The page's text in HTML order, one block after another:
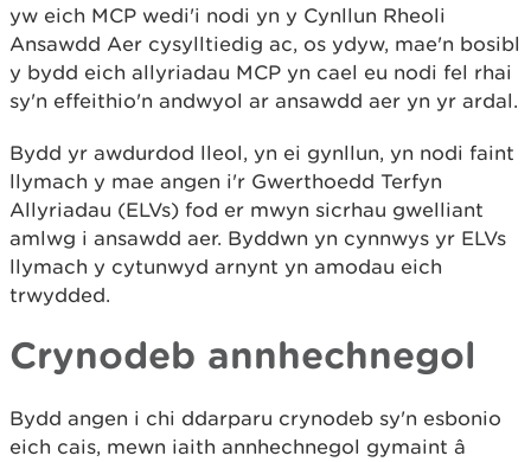
yw eich MCP wedi'i nodi yn y Cynllun Rheoli
Ansawdd Aer cysylltiedig ac, os ydyw, mae'n bosibl
y bydd eich allyriadau MCP yn cael eu nodi fel rhai
sy'n effeithio'n andwyol ar ansawdd aer yn yr ardal.
Bydd yr awdurdod lleol, yn ei gynllun, yn nodi faint
llymach y mae angen i'r Gwerthoedd Terfyn
Allyriadau (ELVs) fod er mwyn sicrhau gwelliant
amlwg i ansawdd aer. Byddwn yn cynnwys yr ELVs
llymach y cytunwyd arnynt yn amodau eich
trwydded.
Crynodeb annhechnegol
Bydd angen i chi ddarparu crynodeb sy'n esbonio
eich cais, mewn iaith annhechnegol gymaint â